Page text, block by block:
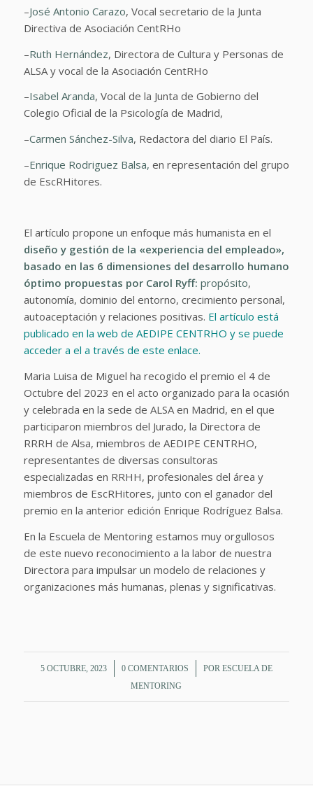
–José Antonio Carazo, Vocal secretario de la Junta
Directiva de Asociación CentRHo
–Ruth Hernández, Directora de Cultura y Personas de
ALSA y vocal de la Asociación CentRHo
–Isabel Aranda, Vocal de la Junta de Gobierno del
Colegio Oficial de la Psicología de Madrid,
–Carmen Sánchez-Silva, Redactora del diario El País.
–Enrique Rodriguez Balsa, en representación del grupo
de EscRHitores.
El artículo propone un enfoque más humanista en el
diseño y gestión de la «experiencia del empleado»,
basado en las 6 dimensiones del desarrollo humano
óptimo propuestas por Carol Ryff: propósito,
autonomía, dominio del entorno, crecimiento personal,
autoaceptación y relaciones positivas. El artículo está
publicado en la web de AEDIPE CENTRHO y se puede
acceder a el a través de este enlace.
Maria Luisa de Miguel ha recogido el premio el 4 de
Octubre del 2023 en el acto organizado para la ocasión
y celebrada en la sede de ALSA en Madrid, en el que
participaron miembros del Jurado, la Directora de
RRRH de Alsa, miembros de AEDIPE CENTRHO,
representantes de diversas consultoras
especializadas en RRHH, profesionales del área y
miembros de EscRHitores, junto con el ganador del
premio en la anterior edición Enrique Rodríguez Balsa.
En la Escuela de Mentoring estamos muy orgullosos
de este nuevo reconocimiento a la labor de nuestra
Directora para impulsar un modelo de relaciones y
organizaciones más humanas, plenas y significativas.
5 OCTUBRE, 2023
/ 0 COMENTARIOS
/ POR ESCUELA DE
MENTORING